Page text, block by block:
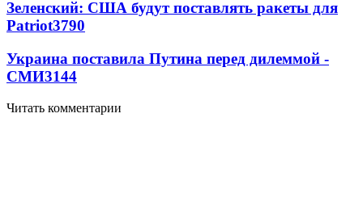
Зеленский: США будут поставлять ракеты для
Patriot3790
Украина поставила Путина перед дилеммой -
СМИ3144
Читать комментарии